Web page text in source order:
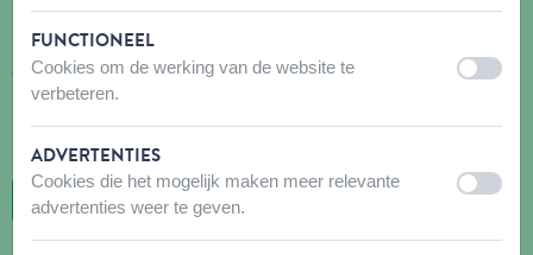
Aarzel niet om voor uw bezoek contact op te nemen met de
aanbevolen winkel(s) om er zeker van te zijn dat de producten die
niet om hen te vragen het gewenste product te bestellen.
TERUG NAAR DE KAART
FUNCTIONEEL
Cookies om de werking van de website te
verbeteren.
uit aan
ADVERTENTIES
Cookies die het mogelijk maken meer relevante
advertenties weer te geven.
uit aan